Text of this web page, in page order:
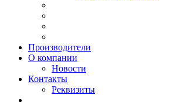
Производители
О компании
Новости
Контакты
Реквизиты